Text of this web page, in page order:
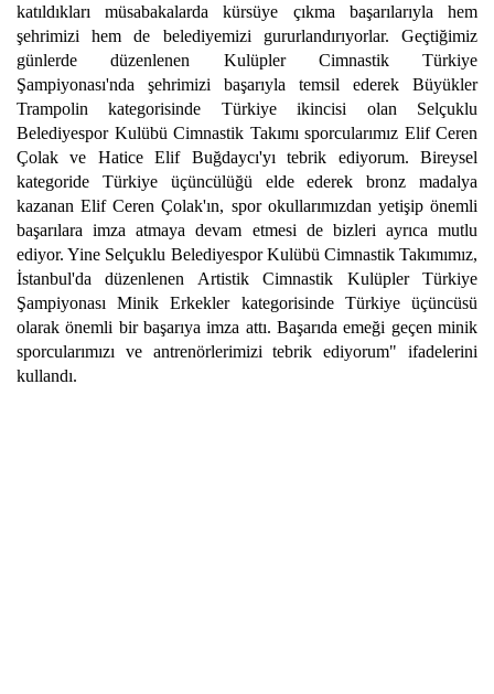
katıldıkları müsabakalarda kürsüye çıkma başarılarıyla hem
şehrimizi hem de belediyemizi gururlandırıyorlar. Geçtiğimiz
günlerde düzenlenen Kulüpler Cimnastik Türkiye
Şampiyonası'nda şehrimizi başarıyla temsil ederek Büyükler
Trampolin kategorisinde Türkiye ikincisi olan Selçuklu
Belediyespor Kulübü Cimnastik Takımı sporcularımız Elif Ceren
Çolak ve Hatice Elif Buğdaycı'yı tebrik ediyorum. Bireysel
kategoride Türkiye üçüncülüğü elde ederek bronz madalya
kazanan Elif Ceren Çolak'ın, spor okullarımızdan yetişip önemli
başarılara imza atmaya devam etmesi de bizleri ayrıca mutlu
ediyor. Yine Selçuklu Belediyespor Kulübü Cimnastik Takımımız,
İstanbul'da düzenlenen Artistik Cimnastik Kulüpler Türkiye
Şampiyonası Minik Erkekler kategorisinde Türkiye üçüncüsü
olarak önemli bir başarıya imza attı. Başarıda emeği geçen minik
sporcularımızı ve antrenörlerimizi tebrik ediyorum" ifadelerini
kullandı.